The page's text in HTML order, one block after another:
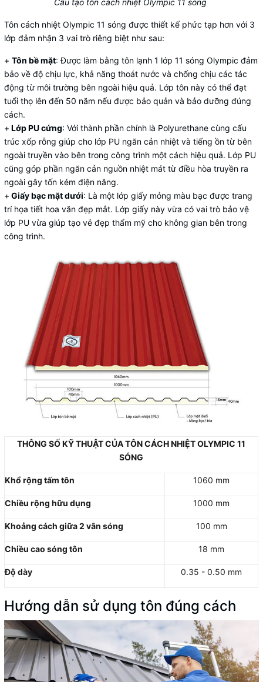
Cấu tạo tôn cách nhiệt Olympic 11 sóng
Tôn cách nhiệt Olympic 11 sóng được thiết kế phức tạp hơn với 3
lớp đảm nhận 3 vai trò riêng biệt như sau:
+ Tôn bề mặt: Được làm bằng tôn lạnh 1 lớp 11 sóng Olympic đảm
bảo về độ chịu lực, khả năng thoát nước và chống chịu các tác
động từ môi trường bên ngoài hiệu quả. Lớp tôn này có thể đạt
tuổi thọ lên đến 50 năm nếu được bảo quản và bảo dưỡng đúng
cách.
+ Lớp PU cứng: Với thành phần chính là Polyurethane cùng cấu
trúc xốp rỗng giúp cho lớp PU ngăn cản nhiệt và tiếng ồn từ bên
ngoài truyền vào bên trong công trình một cách hiệu quả. Lớp PU
cũng góp phần ngăn cản nguồn nhiệt mát từ điều hòa truyền ra
ngoài gây tốn kém điện năng.
+ Giấy bạc mặt dưới: Là một lớp giấy mỏng màu bạc được trang
trí họa tiết hoa văn đẹp mắt. Lớp giấy này vừa có vai trò bảo vệ
lớp PU vừa giúp tạo vẻ đẹp thẩm mỹ cho không gian bên trong
công trình.
THÔNG SỐ KỸ THUẬT CỦA TÔN CÁCH NHIỆT OLYMPIC 11
SÓNG
Khổ rộng tấm tôn 1060 mm
Chiều rộng hữu dụng 1000 mm
Khoảng cách giữa 2 vân sóng 100 mm
Chiều cao sóng tôn 18 mm
Độ dày 0.35 - 0.50 mm
Hướng dẫn sử dụng tôn đúng cách